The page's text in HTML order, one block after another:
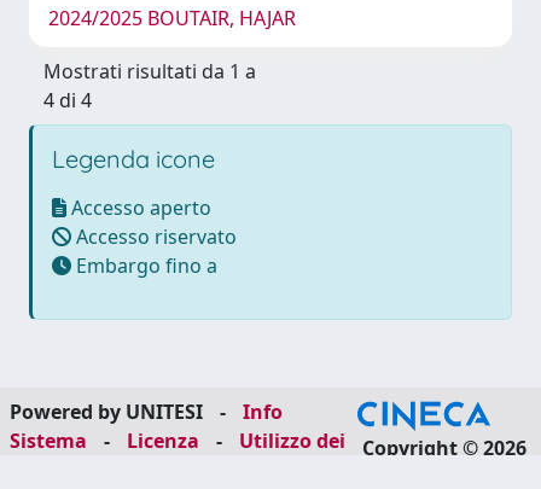
2024/2025 BOUTAIR, HAJAR
Mostrati risultati da 1 a
4 di 4
Legenda icone
Accesso aperto
Accesso riservato
Embargo fino a
Powered by UNITESI -
Info
Sistema
- Licenza -
Utilizzo dei
Copyright © 2026